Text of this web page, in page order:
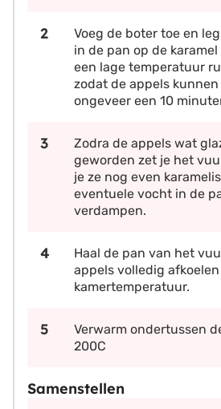
Voeg de boter toe en
in de pan op de
een lage temperatuur
zodat de appels
ongeveer een 10
Zodra de appels wat
geworden zet je het
je ze nog even
eventuele vocht in de
verdampen.
Haal de pan van het
appels volledig
kamertemperatuur.
Verwarm ondertussen
200C
Samenstellen